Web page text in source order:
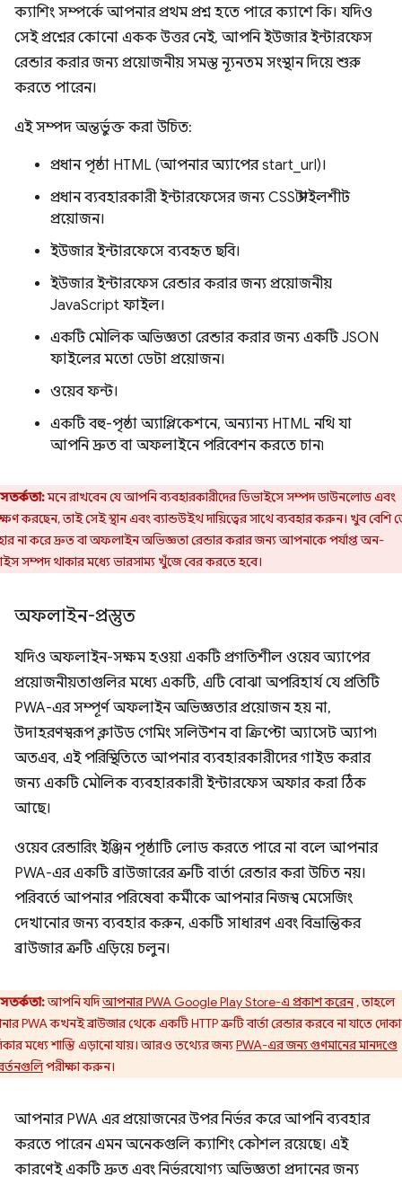
ক্যাশিং সম্পর্কে আপনার প্রথম প্রশ্ন হতে পারে ক্যাশে কি। যদিও
সেই প্রশ্নের কোনো একক উত্তর নেই, আপনি ইউজার ইন্টারফেস
রেন্ডার করার জন্য প্রয়োজনীয় সমস্ত ন্যূনতম সংস্থান দিয়ে শুরু
করতে পারেন।
এই সম্পদ অন্তর্ভুক্ত করা উচিত:
প্রধান পৃষ্ঠা HTML (আপনার অ্যাপের start_url)।
প্রধান ব্যবহারকারী ইন্টারফেসের জন্য CSS স্টাইলশীট
প্রয়োজন।
ইউজার ইন্টারফেসে ব্যবহৃত ছবি।
ইউজার ইন্টারফেস রেন্ডার করার জন্য প্রয়োজনীয়
JavaScript ফাইল।
একটি মৌলিক অভিজ্ঞতা রেন্ডার করার জন্য একটি JSON
ফাইলের মতো ডেটা প্রয়োজন।
ওয়েব ফন্ট।
একটি বহু-পৃষ্ঠা অ্যাপ্লিকেশনে, অন্যান্য HTML নথি যা
আপনি দ্রুত বা অফলাইনে পরিবেশন করতে চান৷
সতর্কতা:মনে রাখবেন যে আপনি ব্যবহারকারীদের ডিভাইসে সম্পদ ডাউনলোড এবং
করছেন, তাই সেই স্থান এবং ব্যান্ডউইথ দায়িত্বের সাথে ব্যবহার করুন। খুব বেশি
না করে দ্রুত বা অফলাইন অভিজ্ঞতা রেন্ডার করার জন্য আপনাকে পর্যাপ্ত অন-
সম্পদ থাকার মধ্যে ভারসাম্য খুঁজে বের করতে হবে।
অফলাইন-প্রস্তুত
যদিও অফলাইন-সক্ষম হওয়া একটি প্রগতিশীল ওয়েব অ্যাপের
প্রয়োজনীয়তাগুলির মধ্যে একটি, এটি বোঝা অপরিহার্য যে প্রতিটি
PWA-এর সম্পূর্ণ অফলাইন অভিজ্ঞতার প্রয়োজন হয় না,
উদাহরণস্বরূপ ক্লাউড গেমিং সলিউশন বা ক্রিপ্টো অ্যাসেট অ্যাপ৷
অতএব, এই পরিস্থিতিতে আপনার ব্যবহারকারীদের গাইড করার
জন্য একটি মৌলিক ব্যবহারকারী ইন্টারফেস অফার করা ঠিক
আছে।
ওয়েব রেন্ডারিং ইঞ্জিন পৃষ্ঠাটি লোড করতে পারে না বলে আপনার
PWA-এর একটি ব্রাউজারের ত্রুটি বার্তা রেন্ডার করা উচিত নয়।
পরিবর্তে আপনার পরিষেবা কর্মীকে আপনার নিজস্ব মেসেজিং
দেখানোর জন্য ব্যবহার করুন, একটি সাধারণ এবং বিভ্রান্তিকর
ব্রাউজার ত্রুটি এড়িয়ে চলুন।
সতর্কতা:আপনি যদিআপনার PWA Google Play Store-এ প্রকাশ করেন, তাহলে
PWA কখনই ব্রাউজার থেকে একটি HTTP ত্রুটি বার্তা রেন্ডার করবে না যাতে
মধ্যে শাস্তি এড়ানো যায়। আরও তথ্যের জন্যPWA-এর জন্য গুণমানের মানদণ্ডে
পরীক্ষা করুন।
আপনার PWA এর প্রয়োজনের উপর নির্ভর করে আপনি ব্যবহার
করতে পারেন এমন অনেকগুলি ক্যাশিং কৌশল রয়েছে। এই
কারণেই একটি দ্রুত এবং নির্ভরযোগ্য অভিজ্ঞতা প্রদানের জন্য